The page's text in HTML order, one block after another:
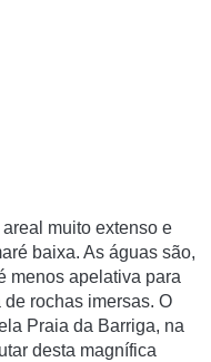
muito extenso e
baixa. As águas são,
menos apelativa para
rochas imersas. O
Praia da Barriga, na
desta magnífica